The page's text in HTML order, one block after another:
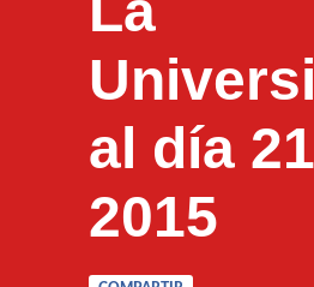
al día
2015